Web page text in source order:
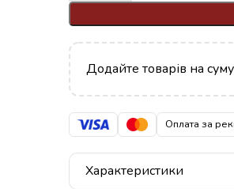
Додайте товарів на
Оплата за
Характеристики